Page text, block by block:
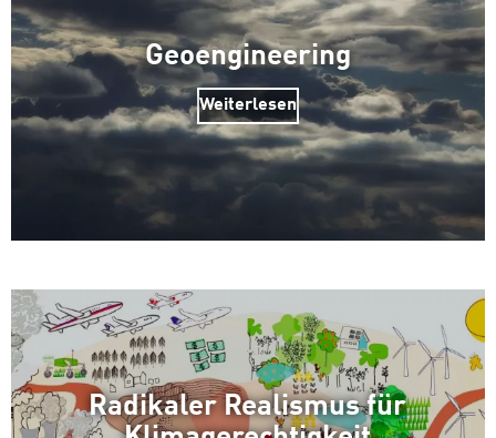
Geoengineering
Weiterlesen
Radikaler Realismus für
Zum Warenkorb
weiter lesen Zum Warenkorb